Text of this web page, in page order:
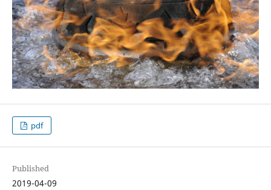
pdf
Published
2019-04-09